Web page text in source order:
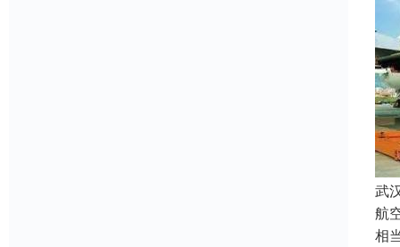
武
航
相